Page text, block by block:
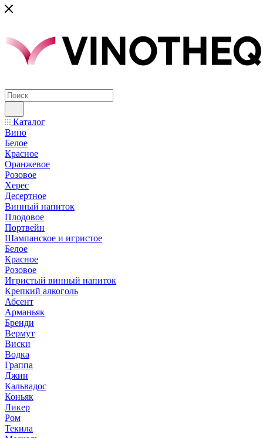
Каталог
Вино
Белое
Красное
Оранжевое
Розовое
Херес
Десертное
Винный напиток
Плодовое
Портвейн
Шампанское и игристое
Белое
Красное
Розовое
Игристый винный напиток
Крепкий алкоголь
Абсент
Арманьяк
Бренди
Вермут
Виски
Водка
Граппа
Джин
Кальвадос
Коньяк
Ликер
Ром
Текила